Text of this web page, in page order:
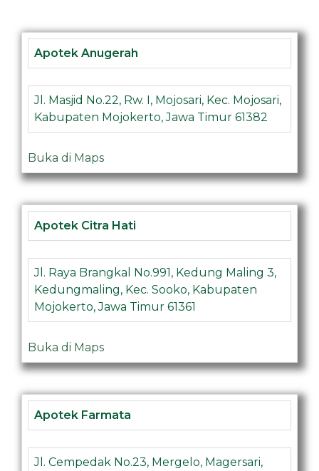
Apotek Anugerah
Jl. Masjid No.22, Rw. I, Mojosari, Kec. Mojosari,
Kabupaten Mojokerto, Jawa Timur 61382
Buka di Maps
Apotek Citra Hati
Jl. Raya Brangkal No.991, Kedung Maling 3,
Kedungmaling, Kec. Sooko, Kabupaten
Mojokerto, Jawa Timur 61361
Buka di Maps
Apotek Farmata
Jl. Cempedak No.23, Mergelo, Magersari,